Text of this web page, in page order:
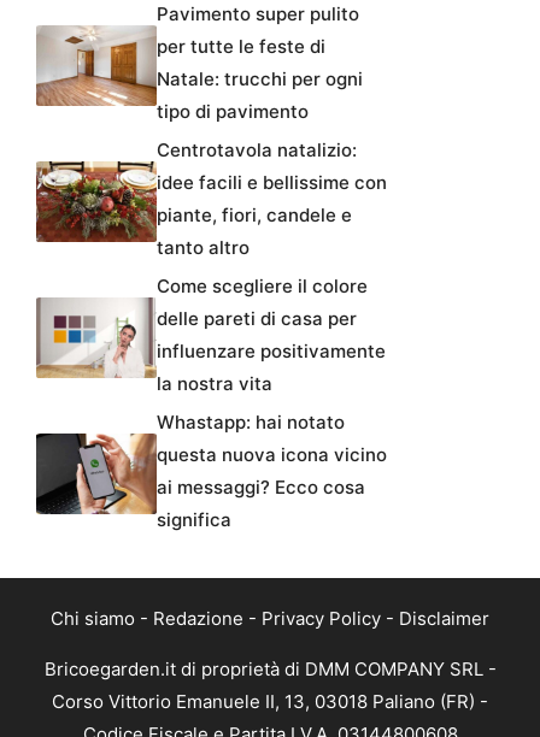
Pavimento super pulito
per tutte le feste di
Natale: trucchi per ogni
tipo di pavimento
Centrotavola natalizio:
idee facili e bellissime con
piante, fiori, candele e
tanto altro
Come scegliere il colore
delle pareti di casa per
influenzare positivamente
la nostra vita
Whastapp: hai notato
questa nuova icona vicino
ai messaggi? Ecco cosa
significa
Chi siamo - Redazione - Privacy Policy - Disclaimer
Bricoegarden.it di proprietà di DMM COMPANY SRL -
Corso Vittorio Emanuele II, 13, 03018 Paliano (FR) -